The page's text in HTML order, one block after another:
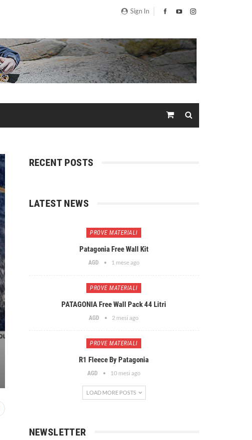
Sign In
RECENT POSTS
LATEST NEWS
PROVE MATERIALI
Patagonia Free Wall Kit
AGD 1 mese ago
PROVE MATERIALI
PATAGONIA Free Wall Pack 44 Litri
AGD 2 mesi ago
PROVE MATERIALI
R1 Fleece By Patagonia
AGD 10 mesi ago
LOAD MORE POSTS
NEWSLETTER